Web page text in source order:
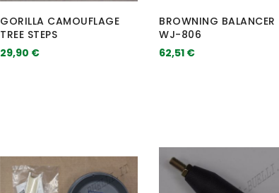
GORILLA CAMOUFLAGE
TREE STEPS
29,90 €
BROWNING BALANCER
WJ-806
62,51 €